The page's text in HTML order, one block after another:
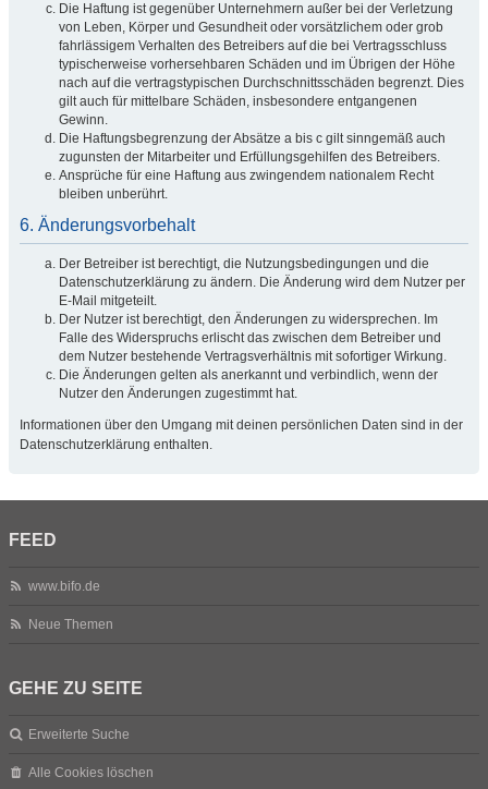
Die Haftung ist gegenüber Unternehmern außer bei der Verletzung
von Leben, Körper und Gesundheit oder vorsätzlichem oder grob
fahrlässigem Verhalten des Betreibers auf die bei Vertragsschluss
typischerweise vorhersehbaren Schäden und im Übrigen der Höhe
nach auf die vertragstypischen Durchschnittsschäden begrenzt. Dies
gilt auch für mittelbare Schäden, insbesondere entgangenen
Gewinn.
Die Haftungsbegrenzung der Absätze a bis c gilt sinngemäß auch
zugunsten der Mitarbeiter und Erfüllungsgehilfen des Betreibers.
Ansprüche für eine Haftung aus zwingendem nationalem Recht
bleiben unberührt.
6. Änderungsvorbehalt
Der Betreiber ist berechtigt, die Nutzungsbedingungen und die
Datenschutzerklärung zu ändern. Die Änderung wird dem Nutzer per
E-Mail mitgeteilt.
Der Nutzer ist berechtigt, den Änderungen zu widersprechen. Im
Falle des Widerspruchs erlischt das zwischen dem Betreiber und
dem Nutzer bestehende Vertragsverhältnis mit sofortiger Wirkung.
Die Änderungen gelten als anerkannt und verbindlich, wenn der
Nutzer den Änderungen zugestimmt hat.
Informationen über den Umgang mit deinen persönlichen Daten sind in der
Datenschutzerklärung enthalten.
FEED
www.bifo.de
Neue Themen
GEHE ZU SEITE
Erweiterte Suche
Alle Cookies löschen